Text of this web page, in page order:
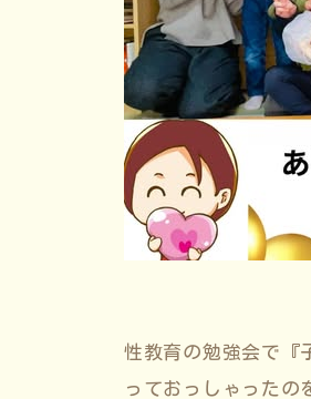
性教育の勉強会で『
っておっしゃったの